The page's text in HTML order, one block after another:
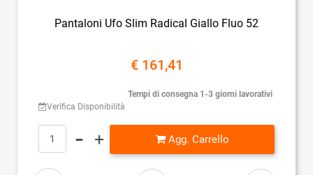
Pantaloni Ufo Slim Radical Giallo Fluo 52
€ 161,41
Verifica Disponibilità
Tempi di consegna 1-3 giorni lavorativi
Quantità
Agg. Carrello